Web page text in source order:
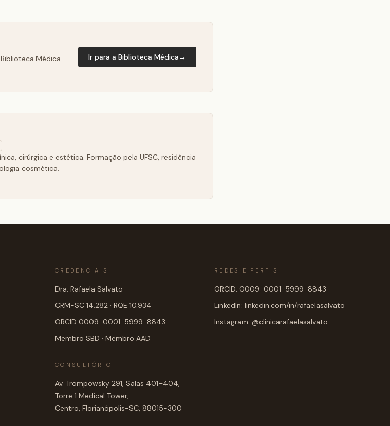
Médica
Ir para a Biblioteca Médica→
cirúrgica e estética. Formação pela UFSC, residência
cosmética.
CREDENCIAIS
Dra. Rafaela Salvato
CRM-SC 14.282 · RQE 10.934
ORCID 0009-0001-5999-8843
Membro SBD · Membro AAD
CONSULTÓRIO
Av. Trompowsky 291, Salas 401–404,
Torre 1 Medical Tower,
Centro, Florianópolis-SC, 88015-300
REDES E PERFIS
ORCID: 0009-0001-5999-8843
LinkedIn: linkedin.com/in/rafaelasalvato
Instagram: @clinicarafaelasalvato